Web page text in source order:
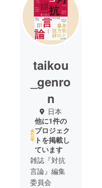
taikou
_genro
n
日本
他に1件の
プロジェク
トを掲載し
ています
雑誌『対抗
言論』編集
委員会